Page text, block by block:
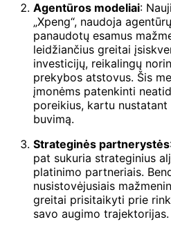
Agentūros modeliai:
„Xpeng“, naudoja
panaudotų esamus
leidžiančius greitai
investicijų, reikalingų
prekybos atstovus. Šis
įmonėms patenkinti
poreikius, kartu
buvimą.
Strateginės partnerystės
pat sukuria strateginius
platinimo partneriais.
nusistovėjusiais
greitai prisitaikyti prie
savo augimo trajektorijas.